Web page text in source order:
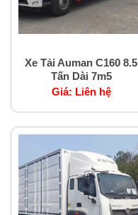
Xe Tải Auman C160 8.5
Tấn Dài 7m5
Giá: Liên hệ